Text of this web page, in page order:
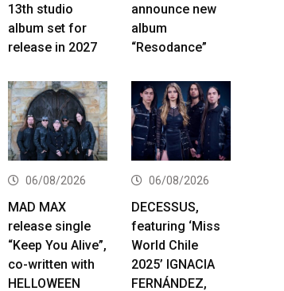
13th studio
album set for
release in 2027
announce new
album
“Resodance”
06/08/2026
MAD MAX
release single
“Keep You Alive”,
co-written with
HELLOWEEN
06/08/2026
DECESSUS,
featuring ‘Miss
World Chile
2025’ IGNACIA
FERNÁNDEZ,